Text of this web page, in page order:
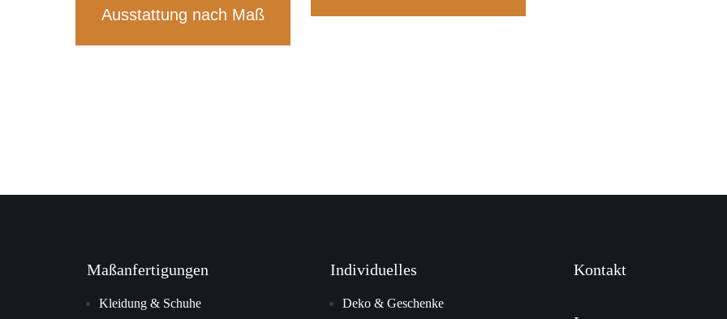
Ausstattung nach Maß
Maßanfertigungen
Kleidung & Schuhe
Individuelles
Deko & Geschenke
Kontakt